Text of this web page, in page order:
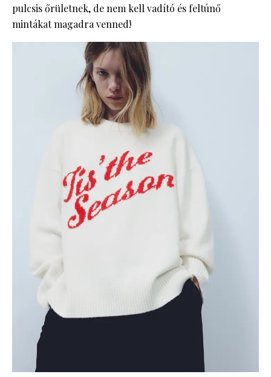
pulcsis őrületnek, de nem kell vadító és feltúnő
mintákat magadra venned!